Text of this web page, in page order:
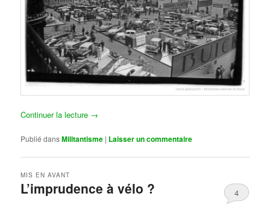
Continuer la lecture →
Publié dansMilitantisme | Laisser un commentaire
L’imprudence à vélo ?
MIS EN AVANT
4